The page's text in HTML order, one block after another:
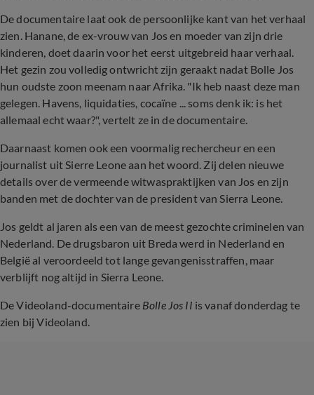
De documentaire laat ook de persoonlijke kant van het verhaal
zien. Hanane, de ex-vrouw van Jos en moeder van zijn drie
kinderen, doet daarin voor het eerst uitgebreid haar verhaal.
Het gezin zou volledig ontwricht zijn geraakt nadat Bolle Jos
hun oudste zoon meenam naar Afrika. "Ik heb naast deze man
gelegen. Havens, liquidaties, cocaïne ... soms denk ik: is het
allemaal echt waar?", vertelt ze in de documentaire.
Daarnaast komen ook een voormalig rechercheur en een
journalist uit Sierre Leone aan het woord. Zij delen nieuwe
details over de vermeende witwaspraktijken van Jos en zijn
banden met de dochter van de president van Sierra Leone.
Jos geldt al jaren als een van de meest gezochte criminelen van
Nederland. De drugsbaron uit Breda werd in Nederland en
België al veroordeeld tot lange gevangenisstraffen, maar
verblijft nog altijd in Sierra Leone.
De Videoland-documentaireBolle Jos II is vanaf donderdag te
zien bij Videoland.